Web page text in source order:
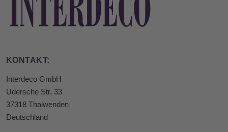
KONTAKT:
Interdeco GmbH
Udersche Str. 33
37318 Thalwenden
Deutschland